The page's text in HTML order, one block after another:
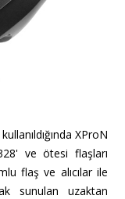
XProN
ve ötesi flaşları
flaş ve alıcılar ile
sunulan uzaktan